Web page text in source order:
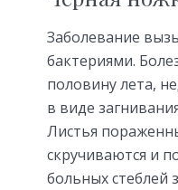
Заболевание
бактериями.
половину лета,
в виде
Листья
скручиваются и
больных стеблей